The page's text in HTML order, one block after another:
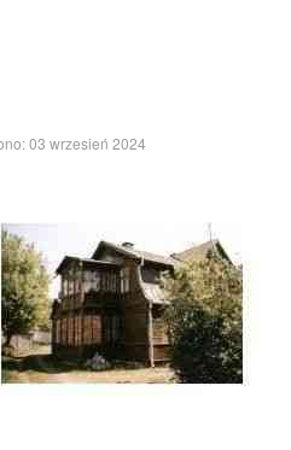
03 wrzesień 2024